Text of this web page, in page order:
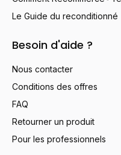
Le Guide du reconditionné
Besoin d'aide ?
Nous contacter
Conditions des offres
FAQ
Retourner un produit
Pour les professionnels